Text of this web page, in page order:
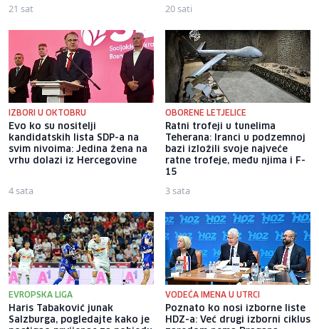
21 sat 20 sati
IZBORI U OKTOBRU
Evo ko su nositelji
kandidatskih lista SDP-a na
svim nivoima: Jedina žena na
vrhu dolazi iz Hercegovine
4 sata
OBORENE LETJELICE
Ratni trofeji u tunelima
Teherana: Iranci u podzemnoj
bazi izložili svoje najveće
ratne trofeje, među njima i F-
15
3 sata
EVROPSKA LIGA
Haris Tabaković junak
Salzburga, pogledajte kako je
VODEĆA IMENA U UTRCI
Poznato ko nosi izborne liste
HDZ-a: Već drugi izborni ciklus